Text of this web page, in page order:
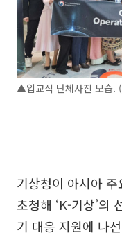
▲입교식 단체사진 모습.
기상청이 아시아
초청해 ‘K-기상’의
기 대응 지원에 나